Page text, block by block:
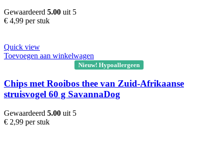
Gewaardeerd 5.00 uit 5
€ 4,99 per stuk
Quick view
Toevoegen aan winkelwagen
Nieuw! Hypoallergeen
Chips met Rooibos thee van Zuid-Afrikaanse
struisvogel 60 g SavannaDog
Gewaardeerd 5.00 uit 5
€ 2,99 per stuk